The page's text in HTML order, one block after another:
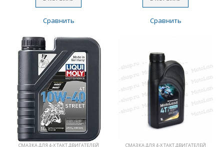
Сравнить Сравнить
СМАЗКА ДЛЯ 4-Х ТАКТ.ДВИГАТЕЛЕЙ СМАЗКА ДЛЯ 4-Х ТАКТ.ДВИГАТЕЛЕЙ